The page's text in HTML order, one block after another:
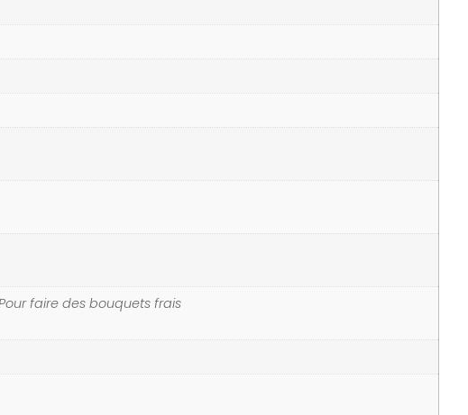
faire des bouquets frais